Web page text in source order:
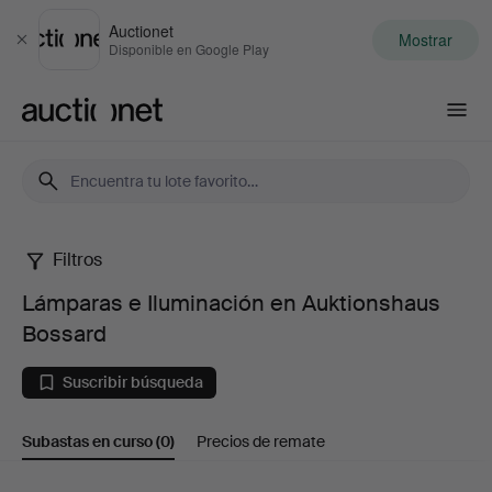
Cerrar
Auctionet
Disponible en Google Play Mostrar
Lámparas
Iluminación
en
Filtros
Lámparas e Iluminación en Auktionshaus
Bossard
Suscribir búsqueda
Subastas en curso(0) Precios de remate